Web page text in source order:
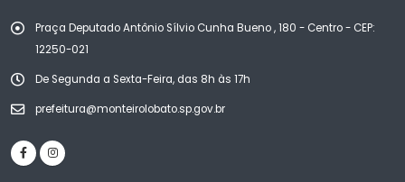
Praça Deputado Antônio Sílvio Cunha Bueno , 180 - Centro - CEP:
12250-021
De Segunda a Sexta-Feira, das 8h às 17h
prefeitura@monteirolobato.sp.gov.br